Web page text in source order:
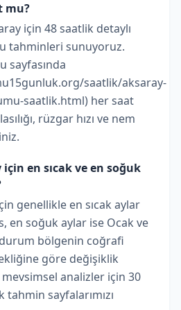
mu?
için 48 saatlik detaylı
tahminleri sunuyoruz.
sayfasında
saatlik/aksaray-
saatlik.html) her saat
rüzgar hızı ve nem
en sıcak ve en soğuk
genellikle en sıcak aylar
en soğuk aylar ise Ocak ve
bölgenin coğrafi
göre değişiklik
analizler için 30
sayfalarımızı